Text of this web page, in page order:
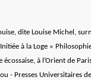
dite Louise Michel,
à la Loge «
écossaise, à l’Orient de
- Presses Universitaires